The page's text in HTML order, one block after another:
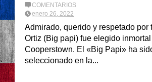
COMENTARIOS
enero 26, 2022
Admirado, querido y respetado por
Ortiz (Big papi) fue elegido
Cooperstown. El «Big Papi» ha
seleccionado en la...